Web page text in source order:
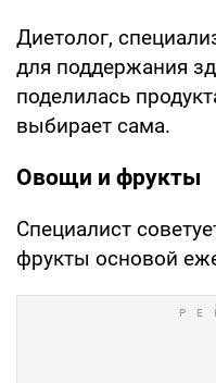
Диетолог,
для поддержания
поделилась
выбирает сама.
Овощи и фрукты
Специалист
фрукты основой